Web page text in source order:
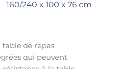
160/240 x 100 x 76 cm
table de repas
qui peuvent